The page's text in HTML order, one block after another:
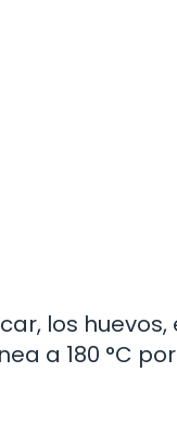
los huevos,
a 180 °C